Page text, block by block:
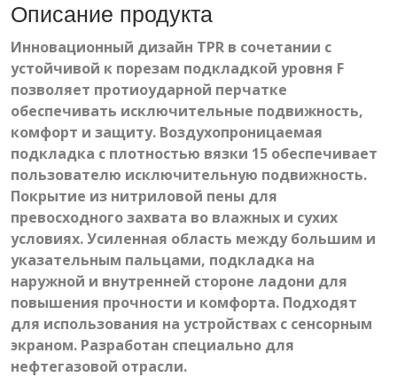
Описание продукта
Инновационный дизайн TPR в сочетании с
устойчивой к порезам подкладкой уровня F
позволяет протиоударной перчатке
обеспечивать исключительные подвижность,
комфорт и защиту. Воздухопроницаемая
подкладка с плотностью вязки 15 обеспечивает
пользователю исключительную подвижность.
Покрытие из нитриловой пены для
превосходного захвата во влажных и сухих
условиях. Усиленная область между большим и
указательным пальцами, подкладка на
наружной и внутренней стороне ладони для
повышения прочности и комфорта. Подходят
для использования на устройствах с сенсорным
экраном. Разработан специально для
нефтегазовой отрасли.